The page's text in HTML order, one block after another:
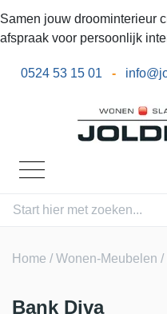
Samen jouw droominterieur
afspraak voor persoonlijk
0524 53 15 01 -
Home /Wonen-Meubelen /
Bank Diva